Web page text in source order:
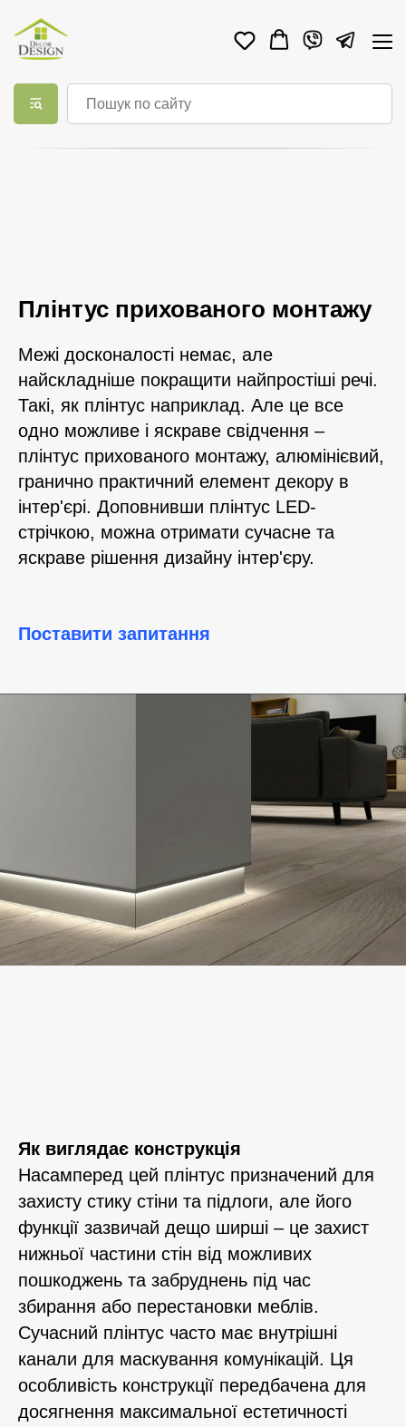
Плінтус прихованого монтажу
Межі досконалості немає, але
найскладніше покращити найпростіші речі.
Такі, як плінтус наприклад. Але це все
одно можливе і яскраве свідчення –
плінтус прихованого монтажу, алюмінієвий,
гранично практичний елемент декору в
інтер'єрі. Доповнивши плінтус LED-
стрічкою, можна отримати сучасне та
яскраве рішення дизайну інтер'єру.
Поставити запитання
Як виглядає конструкція
Насамперед цей плінтус призначений для
захисту стику стіни та підлоги, але його
функції зазвичай дещо ширші – це захист
нижньої частини стін від можливих
пошкоджень та забруднень під час
збирання або перестановки меблів.
Сучасний плінтус часто має внутрішні
канали для маскування комунікацій. Ця
особливість конструкції передбачена для
досягнення максимальної естетичності